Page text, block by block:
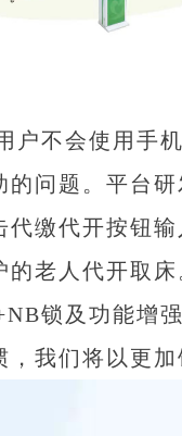
户不会使用手
的问题。平台
代缴代开按钮
老人代开取床
锁及功能增
我们将以更